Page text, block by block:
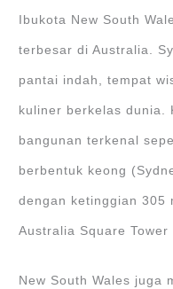
Ibukota New South
terbesar di Australia.
pantai indah, tempat
kuliner berkelas dunia.
bangunan terkenal
berbentuk keong
dengan ketinggian 305
Australia Square
New South Wales juga